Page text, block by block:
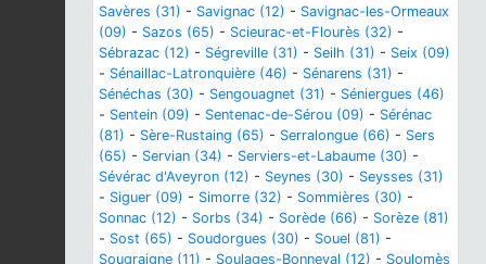
Savères (31) - Savignac (12) - Savignac-les-Ormeaux
(09) - Sazos (65) - Scieurac-et-Flourès (32) -
Sébrazac (12) - Ségreville (31) - Seilh (31) - Seix (09)
- Sénaillac-Latronquière (46) - Sénarens (31) -
Sénéchas (30) - Sengouagnet (31) - Séniergues (46)
- Sentein (09) - Sentenac-de-Sérou (09) - Sérénac
(81) - Sère-Rustaing (65) - Serralongue (66) - Sers
(65) - Servian (34) - Serviers-et-Labaume (30) -
Sévérac d'Aveyron (12) - Seynes (30) - Seysses (31)
- Siguer (09) - Simorre (32) - Sommières (30) -
Sonnac (12) - Sorbs (34) - Sorède (66) - Sorèze (81)
- Sost (65) - Soudorgues (30) - Souel (81) -
Sougraigne (11) - Soulages-Bonneval (12) - Soulomès